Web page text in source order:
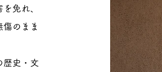
免れ、
のまま
歴史・文